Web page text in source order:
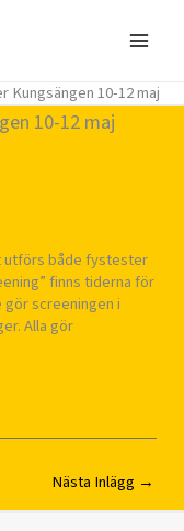
Kungsängen 10-12 maj
10-12 maj
utförs både fystester
finns tiderna för
screeningen i
Alla gör
Nästa Inlägg →